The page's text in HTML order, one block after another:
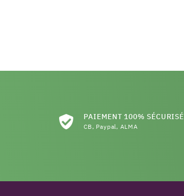
PAIEMENT 100% SÉCURISÉ
CB, Paypal, ALMA